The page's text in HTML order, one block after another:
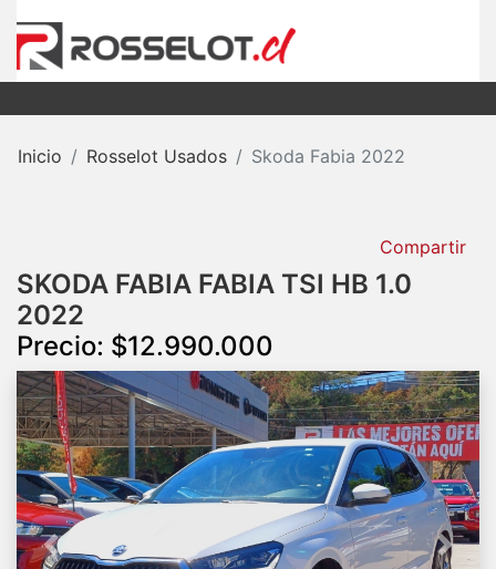
Inicio Rosselot Usados Skoda Fabia 2022
Compartir
SKODA FABIA FABIA TSI HB 1.0
2022
Precio: $12.990.000
Previous Next